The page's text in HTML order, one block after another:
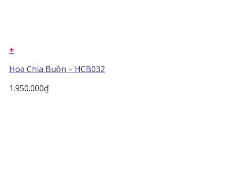
+
Hoa Chia Buồn – HCB032
1.950.000₫